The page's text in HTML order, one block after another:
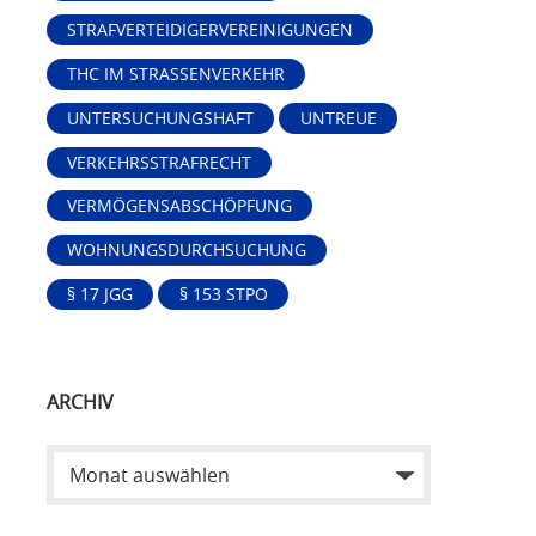
STRAFVERTEIDIGERVEREINIGUNGEN
THC IM STRASSENVERKEHR
UNTERSUCHUNGSHAFT
UNTREUE
VERKEHRSSTRAFRECHT
VERMÖGENSABSCHÖPFUNG
WOHNUNGSDURCHSUCHUNG
§ 17 JGG
§ 153 STPO
ARCHIV